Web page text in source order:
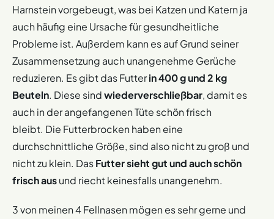
Harnstein vorgebeugt, was bei Katzen und Katern ja
auch häufig eine Ursache für gesundheitliche
Probleme ist. Außerdem kann es auf Grund seiner
Zusammensetzung auch unangenehme Gerüche
reduzieren. Es gibt das Futterin 400 g und 2 kg
Beuteln. Diese sindwiederverschließbar, damit es
auch in der angefangenen Tüte schön frisch
bleibt. Die Futterbrocken haben eine
durchschnittliche Größe, sind also nicht zu groß und
nicht zu klein. DasFutter sieht gut und auch schön
frisch ausund riecht keinesfalls unangenehm.
3 von meinen 4 Fellnasen mögen es sehr gerne und